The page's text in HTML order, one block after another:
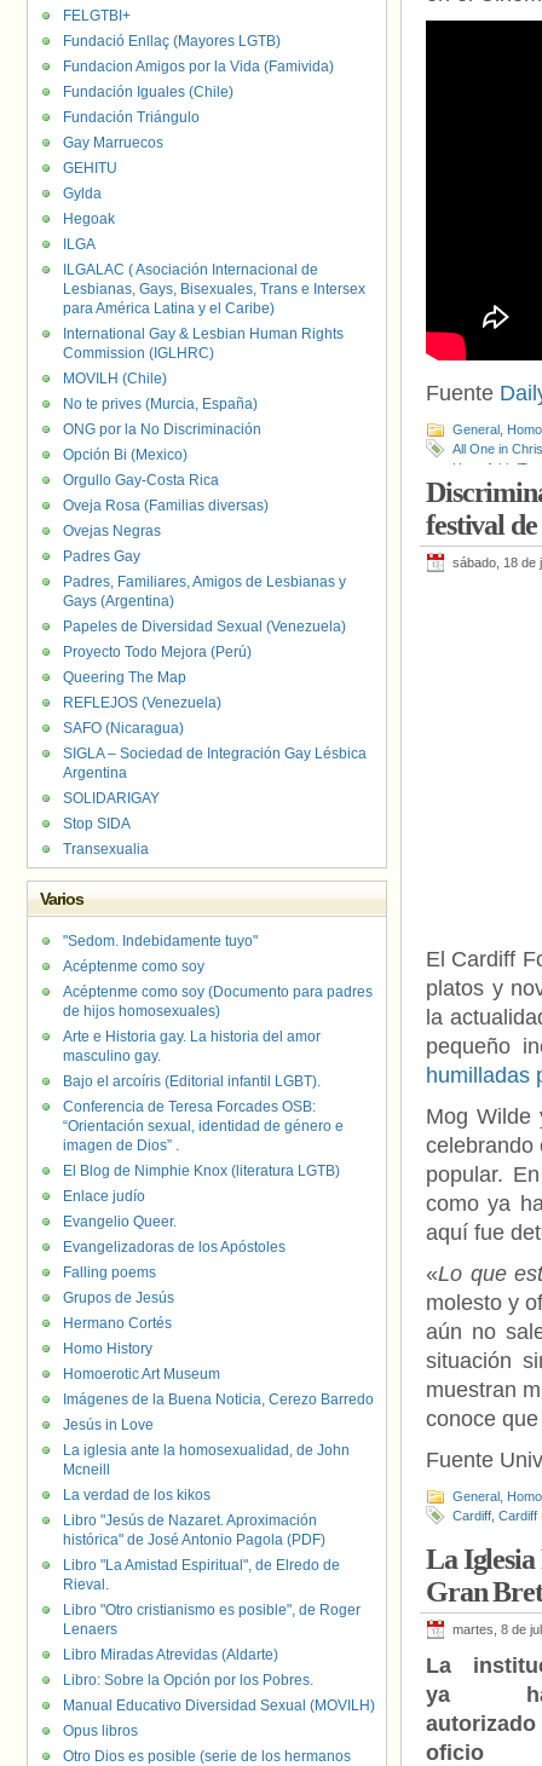
Fuente
General
All One in
Homofobia/
Osborn,Valle
festival
sábado, 18 de
El Cardiff
platos y
la
pequeño
humilladas
Mog Wilde
celebrando
popular.
como ya
aquí fue
«Lo que
molesto y
aún no
situación
muestran
conoce
Fuente
General
Cardiff Cardiff
La Iglesia
Gran
martes, 8 de
La
ya
oficio
FELGTBI+
Fundació Enllaç (Mayores LGTB)
Fundacion Amigos por la Vida (Famivida)
Fundación Iguales (Chile)
Fundación Triángulo
Gay Marruecos
GEHITU
Gylda
Hegoak
ILGA
ILGALAC ( Asociación Internacional de
Lesbianas, Gays, Bisexuales, Trans e Intersex
para América Latina y el Caribe)
International Gay & Lesbian Human Rights
Commission (IGLHRC)
MOVILH (Chile)
No te prives (Murcia, España)
ONG por la No Discriminación
Opción Bi (Mexico)
Orgullo Gay-Costa Rica
Oveja Rosa (Familias diversas)
Ovejas Negras
Padres Gay
Padres, Familiares, Amigos de Lesbianas y
Gays (Argentina)
Papeles de Diversidad Sexual (Venezuela)
Proyecto Todo Mejora (Perú)
Queering The Map
REFLEJOS (Venezuela)
SAFO (Nicaragua)
SIGLA – Sociedad de Integración Gay Lésbica
Argentina
SOLIDARIGAY
Stop SIDA
Transexualia
Varios
"Sedom. Indebidamente tuyo"
Acéptenme como soy
Acéptenme como soy (Documento para padres
de hijos homosexuales)
Arte e Historia gay. La historia del amor
masculino gay.
Bajo el arcoíris (Editorial infantil LGBT).
Conferencia de Teresa Forcades OSB:
“Orientación sexual, identidad de género e
imagen de Dios” .
El Blog de Nimphie Knox (literatura LGTB)
Enlace judío
Evangelio Queer.
Evangelizadoras de los Apóstoles
Falling poems
Grupos de Jesús
Hermano Cortés
Homo History
Homoerotic Art Museum
Imágenes de la Buena Noticia, Cerezo Barredo
Jesús in Love
La iglesia ante la homosexualidad, de John
Mcneill
La verdad de los kikos
Libro "Jesús de Nazaret. Aproximación
histórica" de José Antonio Pagola (PDF)
Libro "La Amistad Espiritual", de Elredo de
Rieval.
Libro "Otro cristianismo es posible", de Roger
Lenaers
Libro Miradas Atrevidas (Aldarte)
Libro: Sobre la Opción por los Pobres.
Manual Educativo Diversidad Sexual (MOVILH)
Opus libros
Otro Dios es posible (serie de los hermanos